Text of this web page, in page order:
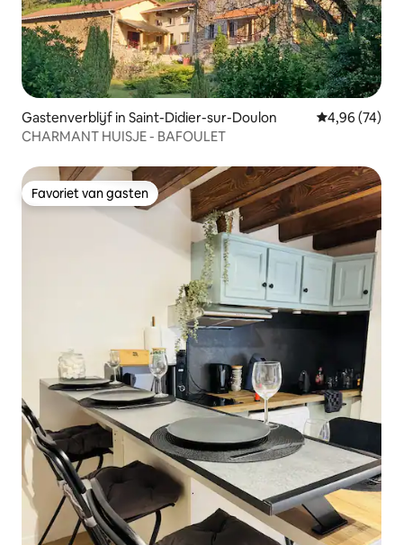
Gastenverblijf in Saint-Didier-sur-Doulon Gemiddelde
4,96 (74)
CHARMANT HUISJE - BAFOULET
Favoriet van gasten
Favoriet van gasten